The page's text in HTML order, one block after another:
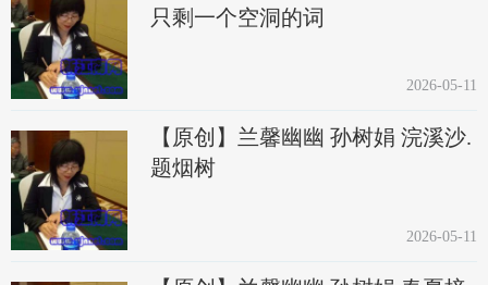
只剩一个空洞的词
2026-05-11
【原创】兰馨幽幽 孙树娟 浣溪沙.
题烟树
2026-05-11